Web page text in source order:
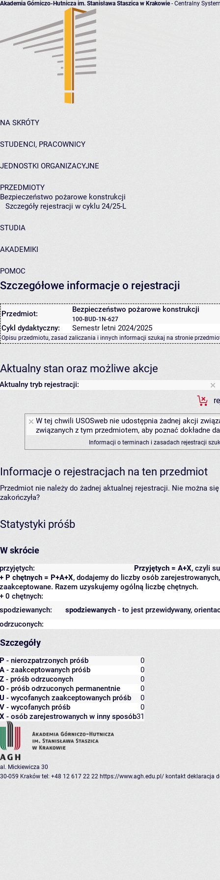
Akademia Górniczo-Hutnicza im. Stanisława Staszica w Krakowie- Centralny
NA SKRÓTY
STUDENCI, PRACOWNICY
JEDNOSTKI ORGANIZACYJNE
PRZEDMIOTY
Bezpieczeństwo pożarowe konstrukcji
Szczegóły rejestracji w cyklu 24/25-L
STUDIA
AKADEMIKI
POMOC
Szczegółowe informacje o rejestracji
Przedmiot: Bezpieczeństwo pożarowe konstrukcji
100-BUD-1N-627
Cykl dydaktyczny: Semestr letni 2024/2025
Opisu przedmiotu, zasad zaliczania i innych informacji szukaj na stronie
Aktualny stan oraz możliwe akcje
Aktualny tryb rejestracji:
W tej chwili USOSweb nie udostępnia żadnej akcji
związanych z tym przedmiotem, aby poznać dokładne
Informacji o terminach i zasadach rejestracji
Informacje o rejestracjach na ten przedmiot
Przedmiot nie należy do żadnej aktualnej rejestracji. Nie można
zakończyła?
Statystyki próśb
W skrócie
Przyjętych = A+X, czyli
przyjętych:
+ P chętnych = P+A+X, dodajemy do liczby osób
zaakceptowane. Razem uzyskujemy ogólną liczbę chętnych.
+ 0 chętnych:
spodziewanych - to jest przewidywany,
spodziewanych:
odrzuconych:
Szczegóły
P - nierozpatrzonych próśb
0
A - zaakceptowanych próśb
0
Z - próśb odrzuconych
0
O - próśb odrzuconych permanentnie
0
U - wycofanych zaakceptowanych próśb
0
V - wycofanych próśb
0
X - osób zarejestrowanych w inny sposób31
al. Mickiewicza 30
30-059 Kraków tel: +48 12 617 22 22 https://www.agh.edu.pl/ kontakt deklaracja